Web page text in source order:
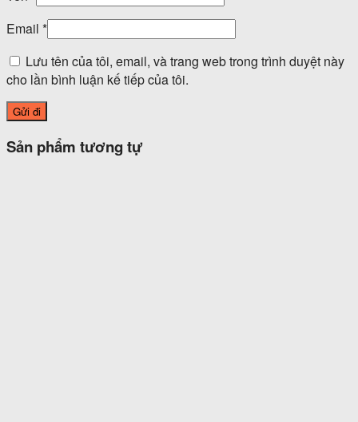
Email *
Lưu tên của tôi, email, và trang web trong trình duyệt này
cho lần bình luận kế tiếp của tôi.
Sản phẩm tương tự